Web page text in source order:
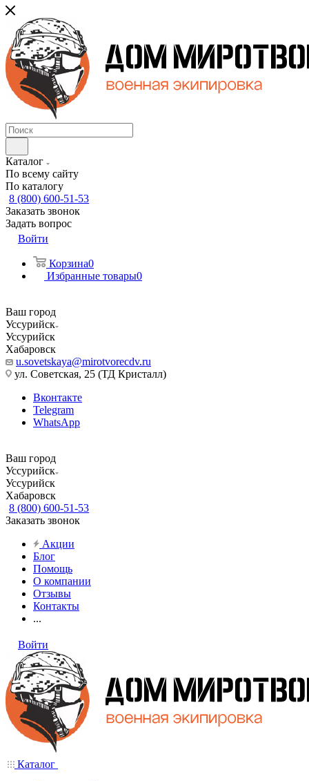
Каталог
По всему сайту
По каталогу
8 (800) 600-51-53
Заказать звонок
Задать вопрос
Войти
Корзина0
Избранные товары0
Ваш город
Уссурийск
Уссурийск
Хабаровск
u.sovetskaya@mirotvorecdv.ru
ул. Советская, 25 (ТД Кристалл)
Вконтакте
Telegram
WhatsApp
Ваш город
Уссурийск
Уссурийск
Хабаровск
8 (800) 600-51-53
Заказать звонок
Акции
Блог
Помощь
О компании
Отзывы
Контакты
...
Войти
Каталог